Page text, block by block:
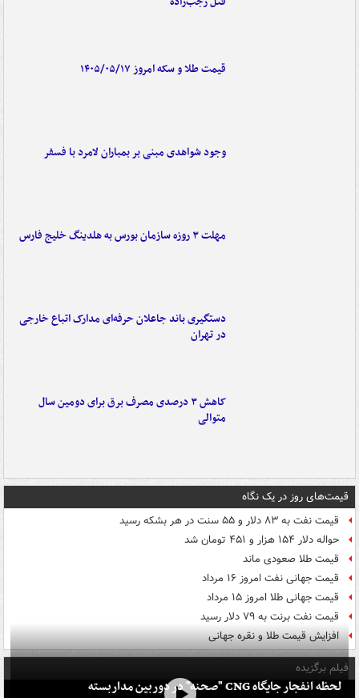
قیمت طلا و سکه امروز ۱۴۰۵/۰۵/۱۷
وجود شواهدی مبنی بر بمباران لامرد با فسفر
مهلت ۳ روزه سازمان بورس به هلدینگ خلیج فارس
دستگیری باند جاعلان حرفه‌ای مدارک اتباع خارجی
در تهران
کاهش ۳ درصدی مصرف برق برای دومین سال
متوالی
قیمت‌های روز در یک نگاه
قیمت نفت به ۸۳ دلار و ۵۵ سنت در هر بشکه رسید
حواله دلار ۱۵۴ هزار و ۴۵۱ تومان شد
قیمت طلا صعودی ماند
قیمت جهانی نفت امروز ۱۶ مرداد
قیمت جهانی طلا امروز ۱۵ مرداد
قیمت نفت برنت به ۷۹ دلار رسید
افزایش قیمت طلا و نقره جهانی
فیلم برگزیده
لحظه انفجار جایگاه CNG "صحنه" در دوربین مداربسته